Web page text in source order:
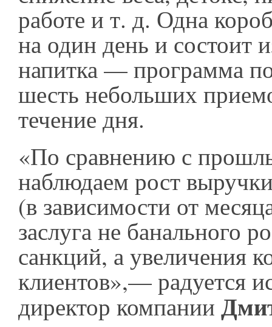
работе и т. д. Одна
на один день и состоит
напитка — программа
шесть небольших
течение дня.
«По сравнению с
наблюдаем рост
(в зависимости от
заслуга не банального
санкций, а увеличения
клиентов»,— радуется
директор компании